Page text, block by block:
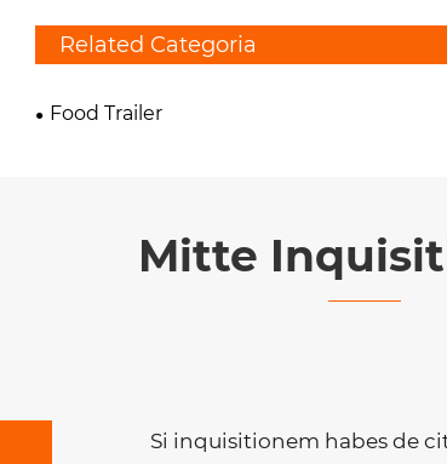
Related Categoria
Food Trailer
Mitte
Si inquisitionem habes de